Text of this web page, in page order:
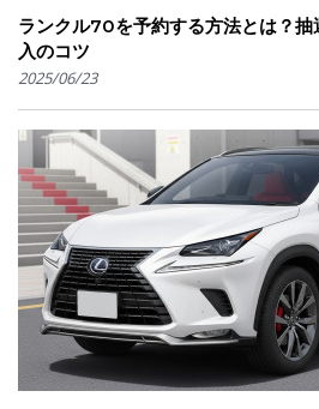
ランクル70を予約する方法とは？
入のコツ
2025/06/23